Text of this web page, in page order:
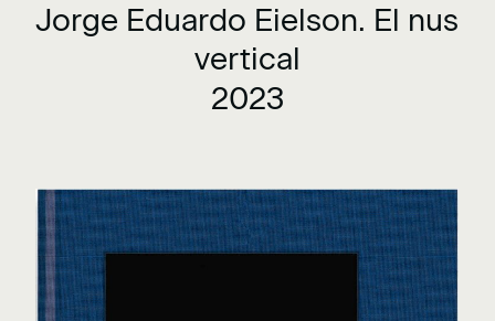
Jorge Eduardo Eielson. El nus
vertical
2023